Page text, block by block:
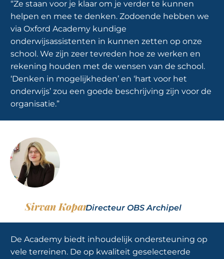
“Ze staan voor je klaar om je verder te kunnen
helpen en mee te denken. Zodoende hebben we
via Oxford Academy kundige
onderwijsassistenten in kunnen zetten op onze
school. We zijn zeer tevreden hoe ze werken en
rekening houden met de wensen van de school.
‘Denken in mogelijkheden’ en ‘hart voor het
onderwijs’ zou een goede beschrijving zijn voor de
organisatie.”
Sirvan KoparDirecteur OBS Archipel
De Academy biedt inhoudelijk ondersteuning op
vele terreinen. De op kwaliteit geselecteerde